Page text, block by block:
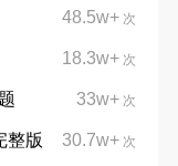
48.5w+ 次
18.3w+ 次
33w+ 次
30.7w+ 次
整版